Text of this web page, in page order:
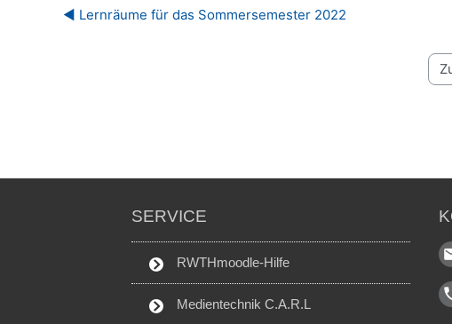
◀︎ Lernräume für das Sommersemester 2022
SERVICE
RWTHmoodle-Hilfe
Medientechnik C.A.R.L